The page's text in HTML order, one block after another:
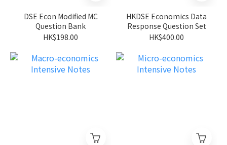
DSE Econ Modified MC
Question Bank
HK$198.00
HKDSE Economics Data
Response Question Set
HK$400.00